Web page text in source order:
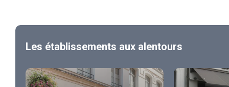
Les établissements aux alentours